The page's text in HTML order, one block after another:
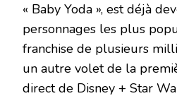
« Baby Yoda », est déjà
personnages les plus
franchise de plusieurs
un autre volet de la
direct de Disney + Star